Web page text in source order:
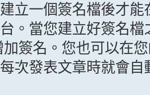
立一個簽名檔後才
。當您建立好簽名
加簽名。您也可以在
次發表文章時就會自